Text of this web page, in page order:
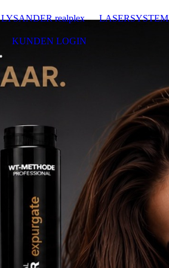
LYSANDER realplex LASERSYSTEM
KUNDEN LOGIN